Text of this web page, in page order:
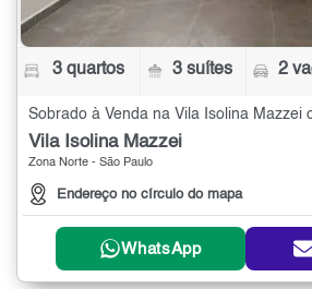
3 quartos 3 suítes 2
Sobrado à Venda na Vila Isolina Mazzei
Vila Isolina Mazzei
Zona Norte - São Paulo
Endereço no círculo do mapa
WhatsApp